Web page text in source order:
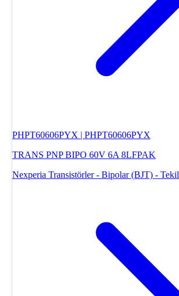
PHPT60606PYX | PHPT60606PYX
TRANS PNP BIPO 60V 6A 8LFPAK
Nexperia Transistörler - Bipolar (BJT) - Tekil